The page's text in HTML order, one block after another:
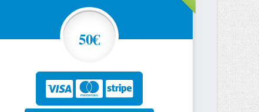
50€